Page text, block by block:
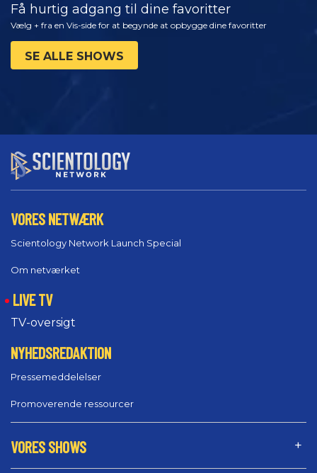
Få hurtig adgang til dine favoritter
Vælg + fra en Vis-side for at begynde at opbygge dine favoritter
SE ALLE SHOWS
VORES NETWÆRK
Scientology Network Launch Special
Om netværket
LIVE TV
TV-oversigt
NYHEDSREDAKTION
Pressemeddelelser
Promoverende ressourcer
VORES SHOWS